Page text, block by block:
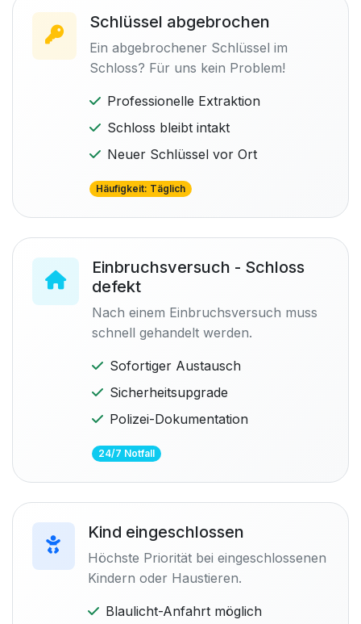
Schlüssel abgebrochen
Ein abgebrochener Schlüssel im
Schloss? Für uns kein Problem!
Professionelle Extraktion
Schloss bleibt intakt
Neuer Schlüssel vor Ort
Häufigkeit: Täglich
Einbruchsversuch - Schloss
defekt
Nach einem Einbruchsversuch muss
schnell gehandelt werden.
Sofortiger Austausch
Sicherheitsupgrade
Polizei-Dokumentation
24/7 Notfall
Kind eingeschlossen
Höchste Priorität bei eingeschlossenen
Kindern oder Haustieren.
Blaulicht-Anfahrt möglich